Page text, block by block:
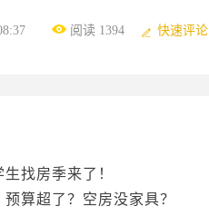
阅读 1394 快速评论
生找房季来了！
算超了？空房没家具？